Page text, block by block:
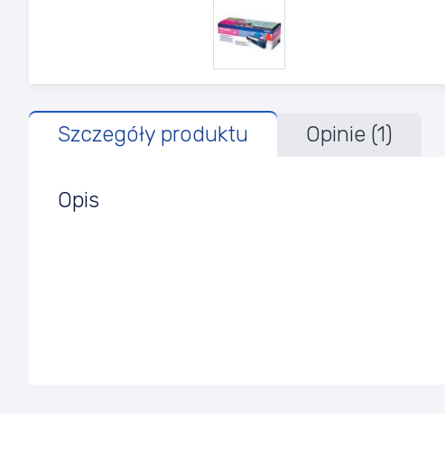
Szczegóły produktu Opinie (1)
Opis